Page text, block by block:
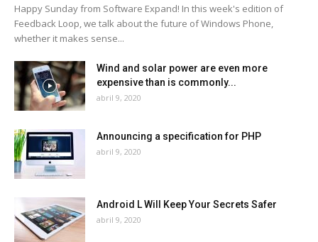
Happy Sunday from Software Expand! In this week's edition of
Feedback Loop, we talk about the future of Windows Phone,
whether it makes sense...
Wind and solar power are even more
expensive than is commonly...
abril 9, 2020
Announcing a specification for PHP
abril 9, 2020
Android L Will Keep Your Secrets Safer
abril 9, 2020